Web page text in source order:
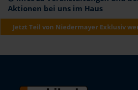
Aktionen bei uns im Haus
Jetzt Teil von Niedermayer Exklusiv